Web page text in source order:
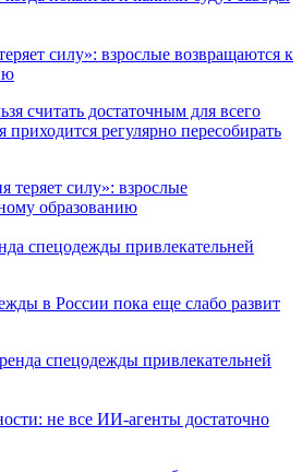
силу»: взрослые возвращаются к
считать достаточным для всего
приходится регулярно пересобирать
спецодежды привлекательней
в России пока еще слабо развит
не все ИИ-агенты достаточно